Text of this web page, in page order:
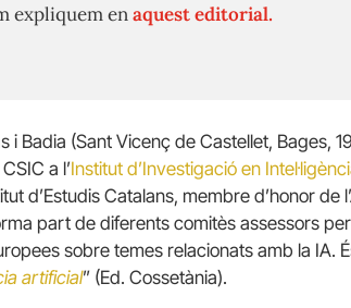
expliquem enaquest editorial.
i Badia (Sant Vicenç de Castellet, Bages,
a l’Institut d’Investigació en
d’Estudis Catalans, membre d’honor de
part de diferents comitès assessors
sobre temes relacionats amb la IA.
artificial” (Ed. Cossetània).